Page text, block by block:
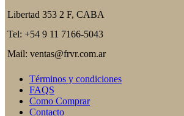
Libertad 353 2 F, CABA
Tel: +54 9 11 7166-5043
Mail: ventas@frvr.com.ar
Términos y condiciones
FAQS
Como Comprar
Contacto